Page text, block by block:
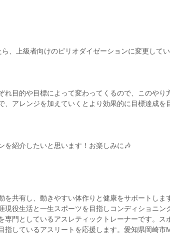
、上級者向けのピリオダイゼーションに変更して
れ目的や目標によって変わってくるので、このやり
、アレンジを加えていくとより効果的に目標達成を
を紹介したいと思います！お楽しみに🎶
を共有し、動きやすい体作りと健康をサポートしま
現役生活と一生スポーツを目指しコンディショニン
専門としているアスレティックトレーナーです。ス
指しているアスリートを応援します。愛知県岡崎市